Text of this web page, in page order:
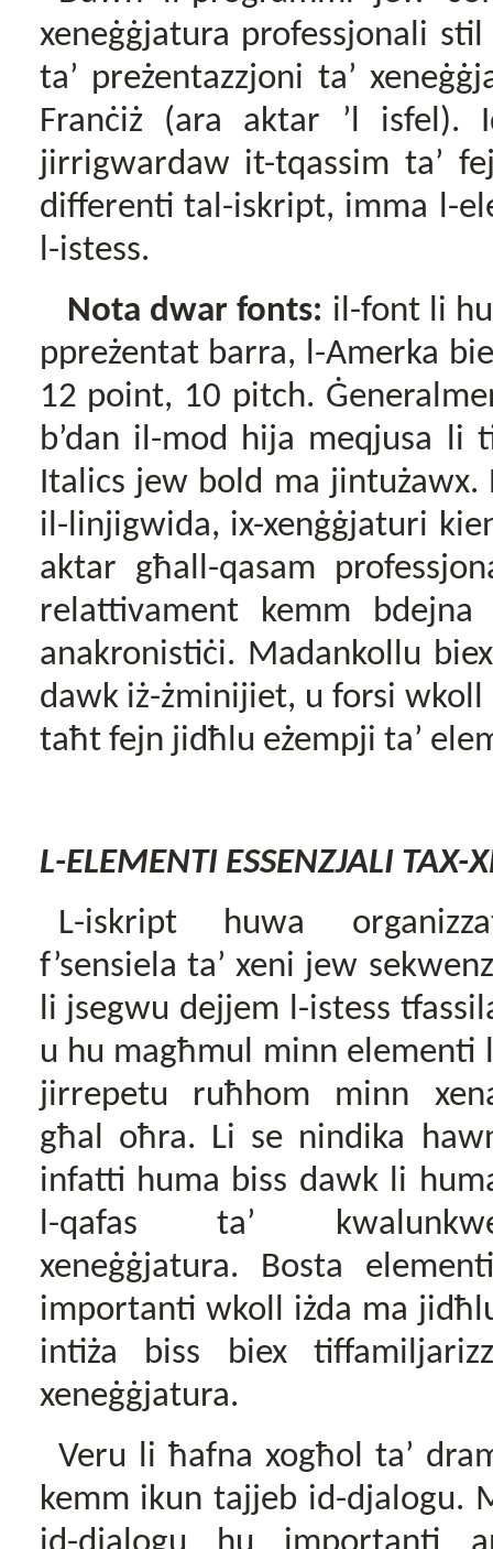
xeneġġjatura professjonali
ta’ preżentazzjoni ta’
Franċiż (ara aktar ’ l isfel).
jirrigwardaw it-tqassim ta’
differenti tal-iskript, imma l-
l-istess.
Nota dwar fonts: il-font li
ppreżentat barra, l-Amerka
12 point, 10 pitch.
b’dan il-mod hija meqjusa li
Italics jew bold ma
il-linjigwida, ix-xenġġjaturi
aktar għall-qasam
relattivament kemm
anakronistiċi. Madankollu
dawk iż-żminijiet, u forsi
taħt fejn jidħlu eżempji ta’
L-ELEMENTI ESSENZJALI TAX-
L-iskript huwa
f’sensiela ta’ xeni jew
li jsegwu dejjem l-istess
u hu magħmul minn elementi
jirrepetu ruħhom minn
għal
oħra. Li se nindika
infatti huma biss dawk li
l-qafas ta’
xeneġġjatura. Bosta
importanti wkoll iżda ma
intiża biss biex
xeneġġjatura.
Veru li ħafna xogħol ta’
kemm ikun tajjeb id-djalogu.